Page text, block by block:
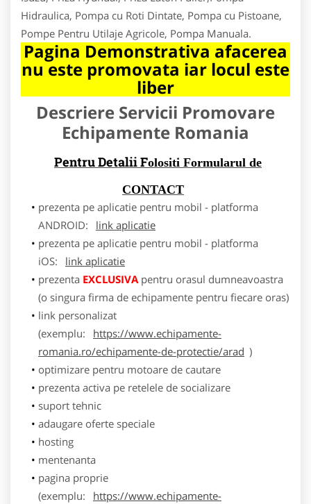
Hidraulica, Pompa cu Roti Dintate, Pompa cu Pistoane,
Pompe Pentru Utilaje Agricole, Pompa Manuala.
Pagina Demonstrativa afacerea
nu este promovata iar locul este
liber
Descriere Servicii Promovare
Echipamente Romania
Pentru Detalii Folositi Formularul de
CONTACT
prezenta pe aplicatie pentru mobil - platforma
ANDROID:
link aplicatie
prezenta pe aplicatie pentru mobil - platforma
iOS:
link aplicatie
prezenta EXCLUSIVApentru orasul dumneavoastra
(o singura firma de echipamente pentru fiecare oras)
link personalizat
(exemplu:
https://www.echipamente-
romania.ro/echipamente-de-protectie/arad )
optimizare pentru motoare de cautare
prezenta activa pe retelele de socializare
suport tehnic
adaugare oferte speciale
hosting
mentenanta
pagina proprie
(exemplu:
https://www.echipamente-